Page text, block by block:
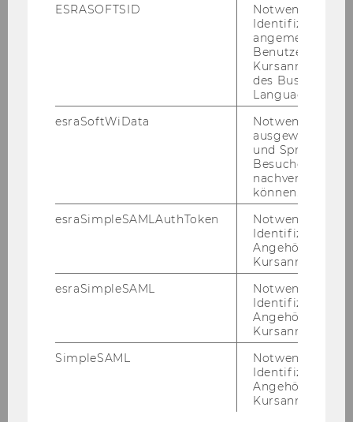
Elisabeth Höltschl
ESRASOFTSID
Notwendig zur
Identifizierung
angemeldeten
Benutzers im
des Business
Language
esraSoftWiData
Notwendig um
ausgewählte
und
Besuchers
nachverfolgen
können.
esraSimpleSAMLAuthToken
Notwendig zur
Identifizierung
Angehörige/r für
Kursanmeldung.
esraSimpleSAML
Notwendig zur
Identifizierung
Angehörige/r für
Kursanmeldung.
SimpleSAML
Notwendig zur
Identifizierung
Angehörige/r für
Kursanmeldung.